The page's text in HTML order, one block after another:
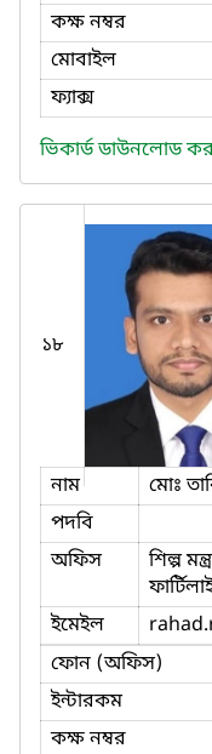
কক্ষ নম্বর
মোবাইল
ফ্যাক্স
ভিকার্ড ডাউনলোড
১৮
নাম
মোঃ
পদবি
অফিস
শিল্প
ইমেইল
ফোন (অফিস)
ইন্টারকম
কক্ষ নম্বর